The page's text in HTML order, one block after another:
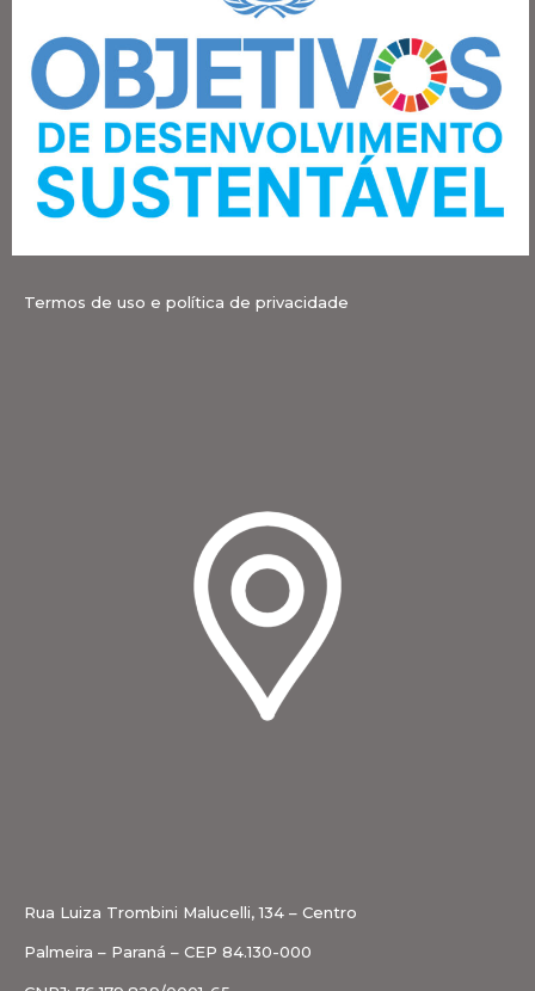
Termos de uso e política de privacidade
Rua Luiza Trombini Malucelli, 134 – Centro
Palmeira – Paraná – CEP 84.130-000